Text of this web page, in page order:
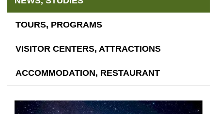
TOURS, PROGRAMS
VISITOR CENTERS, ATTRACTIONS
ACCOMMODATION, RESTAURANT